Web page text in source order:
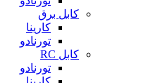
کابل برق
کارینا
تورنادو
کابل RC
تورنادو